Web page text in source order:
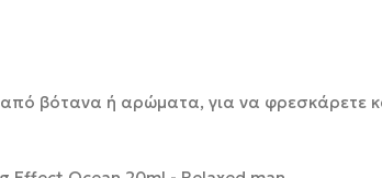
βότανα ή αρώματα, για να φρεσκάρετε